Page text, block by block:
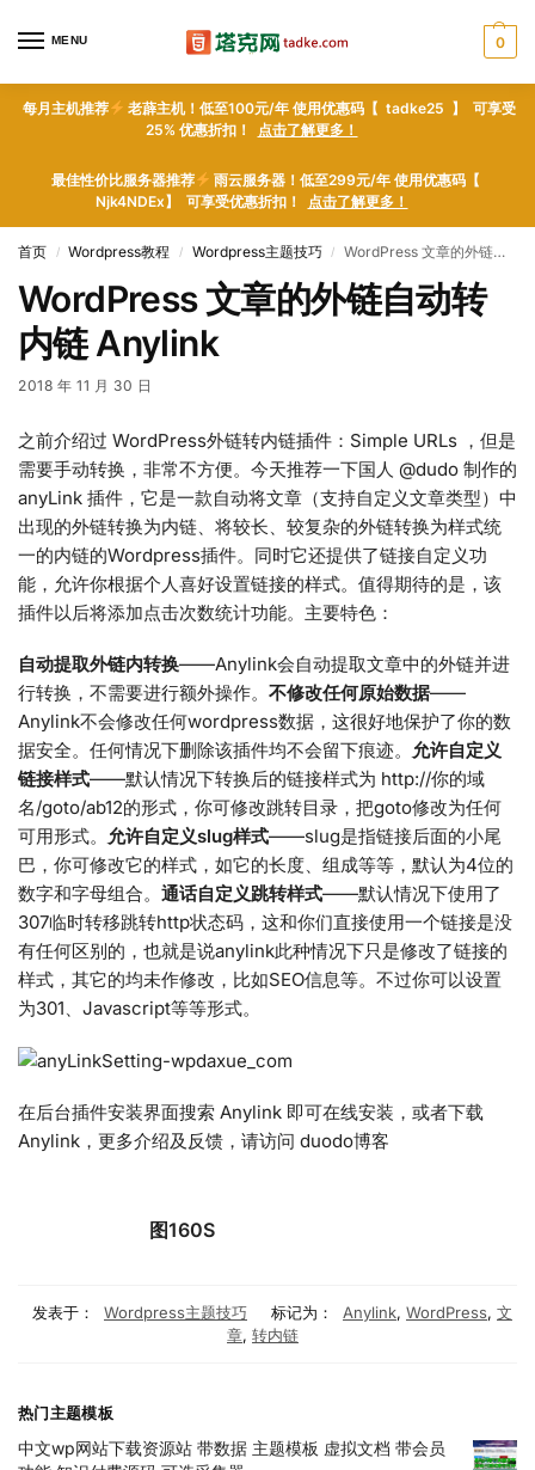
MENU 0
每月主机推荐
老薜主机！低至100元/年 使用优惠码【 tadke25 】 可享受
25% 优惠折扣！ 点击了解更多！
最佳性价比服务器推荐
雨云服务器！低至299元/年 使用优惠码【
Njk4NDEx】 可享受优惠折扣！ 点击了解更多！
首页 / Wordpress教程 / Wordpress主题技巧 / WordPress 文章的外链自动转内链 Anylink
WordPress 文章的外链自动转
内链 Anylink
2018 年 11 月 30 日
之前介绍过 WordPress外链转内链插件：Simple URLs ，但是
需要手动转换，非常不方便。今天推荐一下国人 @dudo 制作的
anyLink 插件，它是一款自动将文章（支持自定义文章类型）中
出现的外链转换为内链、将较长、较复杂的外链转换为样式统
一的内链的Wordpress插件。同时它还提供了链接自定义功
能，允许你根据个人喜好设置链接的样式。值得期待的是，该
插件以后将添加点击次数统计功能。主要特色：
自动提取外链内转换——Anylink会自动提取文章中的外链并进
行转换，不需要进行额外操作。 不修改任何原始数据——
Anylink不会修改任何wordpress数据，这很好地保护了你的数
据安全。任何情况下删除该插件均不会留下痕迹。
允许自定义
链接样式——默认情况下转换后的链接样式为 http://你的域
名/goto/ab12的形式，你可修改跳转目录，把goto修改为任何
可用形式。
允许自定义slug样式——slug是指链接后面的小尾
巴，你可修改它的样式，如它的长度、组成等等，默认为4位的
数字和字母组合。 通话自定义跳转样式——默认情况下使用了
307临时转移跳转http状态码，这和你们直接使用一个链接是没
有任何区别的，也就是说anylink此种情况下只是修改了链接的
样式，其它的均未作修改，比如SEO信息等。不过你可以设置
为301、Javascript等等形式。
在后台插件安装界面搜索 Anylink 即可在线安装，或者下载
Anylink，更多介绍及反馈，请访问 duodo博客
图160S
发表于： Wordpress主题技巧 标记为： Anylink, WordPress, 文
章, 转内链
热门主题模板
中文wp网站下载资源站 带数据 主题模板 虚拟文档 带会员